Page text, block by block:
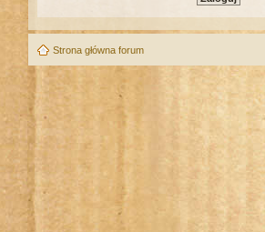
Strona główna forum